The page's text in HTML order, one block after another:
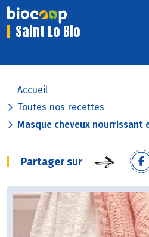
Saint Lo Bio
Accueil
Toutes nos recettes
Masque cheveux nourrissant
Partager sur